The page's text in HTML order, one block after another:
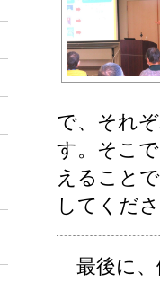
で、それ
す。そこ
えること
してくだ
最後に、